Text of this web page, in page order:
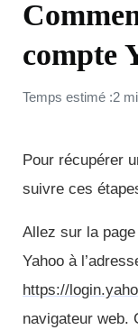
compte
Temps estimé :2
Pour récupérer
suivre ces
Allez sur la
Yahoo à
https://
navigateur web.